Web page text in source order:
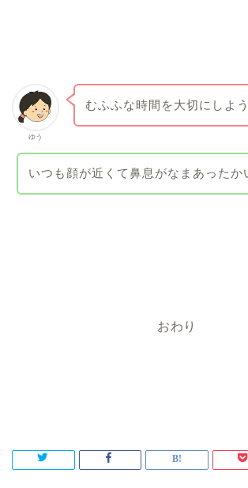
ゆう
むふふな時間を大切にしよう
いつも顔が近くて鼻息がなまあったか
おわり